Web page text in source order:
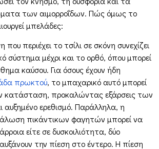
των αιμορροΐδων. Πώς όμως το
μπελάδες:
που περιέχει το τσίλι σε σκόνη συνεχίζει
σύστημα μέχρι και το ορθό, όπου μπορεί
καύσου. Για όσους έχουν ήδη
πρωκτού, το μπαχαρικό αυτό μπορεί
κατάσταση, προκαλώντας εξάρσεις των
ερεθισμό. Παράλληλα, η
πικάντικων φαγητών μπορεί να
είτε σε δυσκοιλιότητα, δύο
την πίεση στο έντερο. Η πίεση